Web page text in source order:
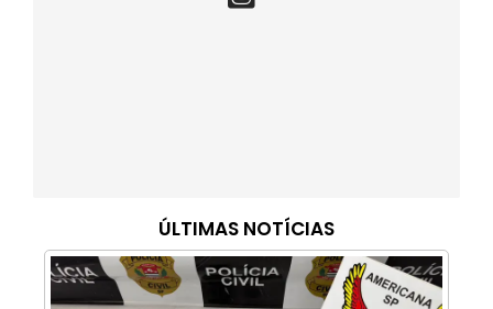
ÚLTIMAS NOTÍCIAS